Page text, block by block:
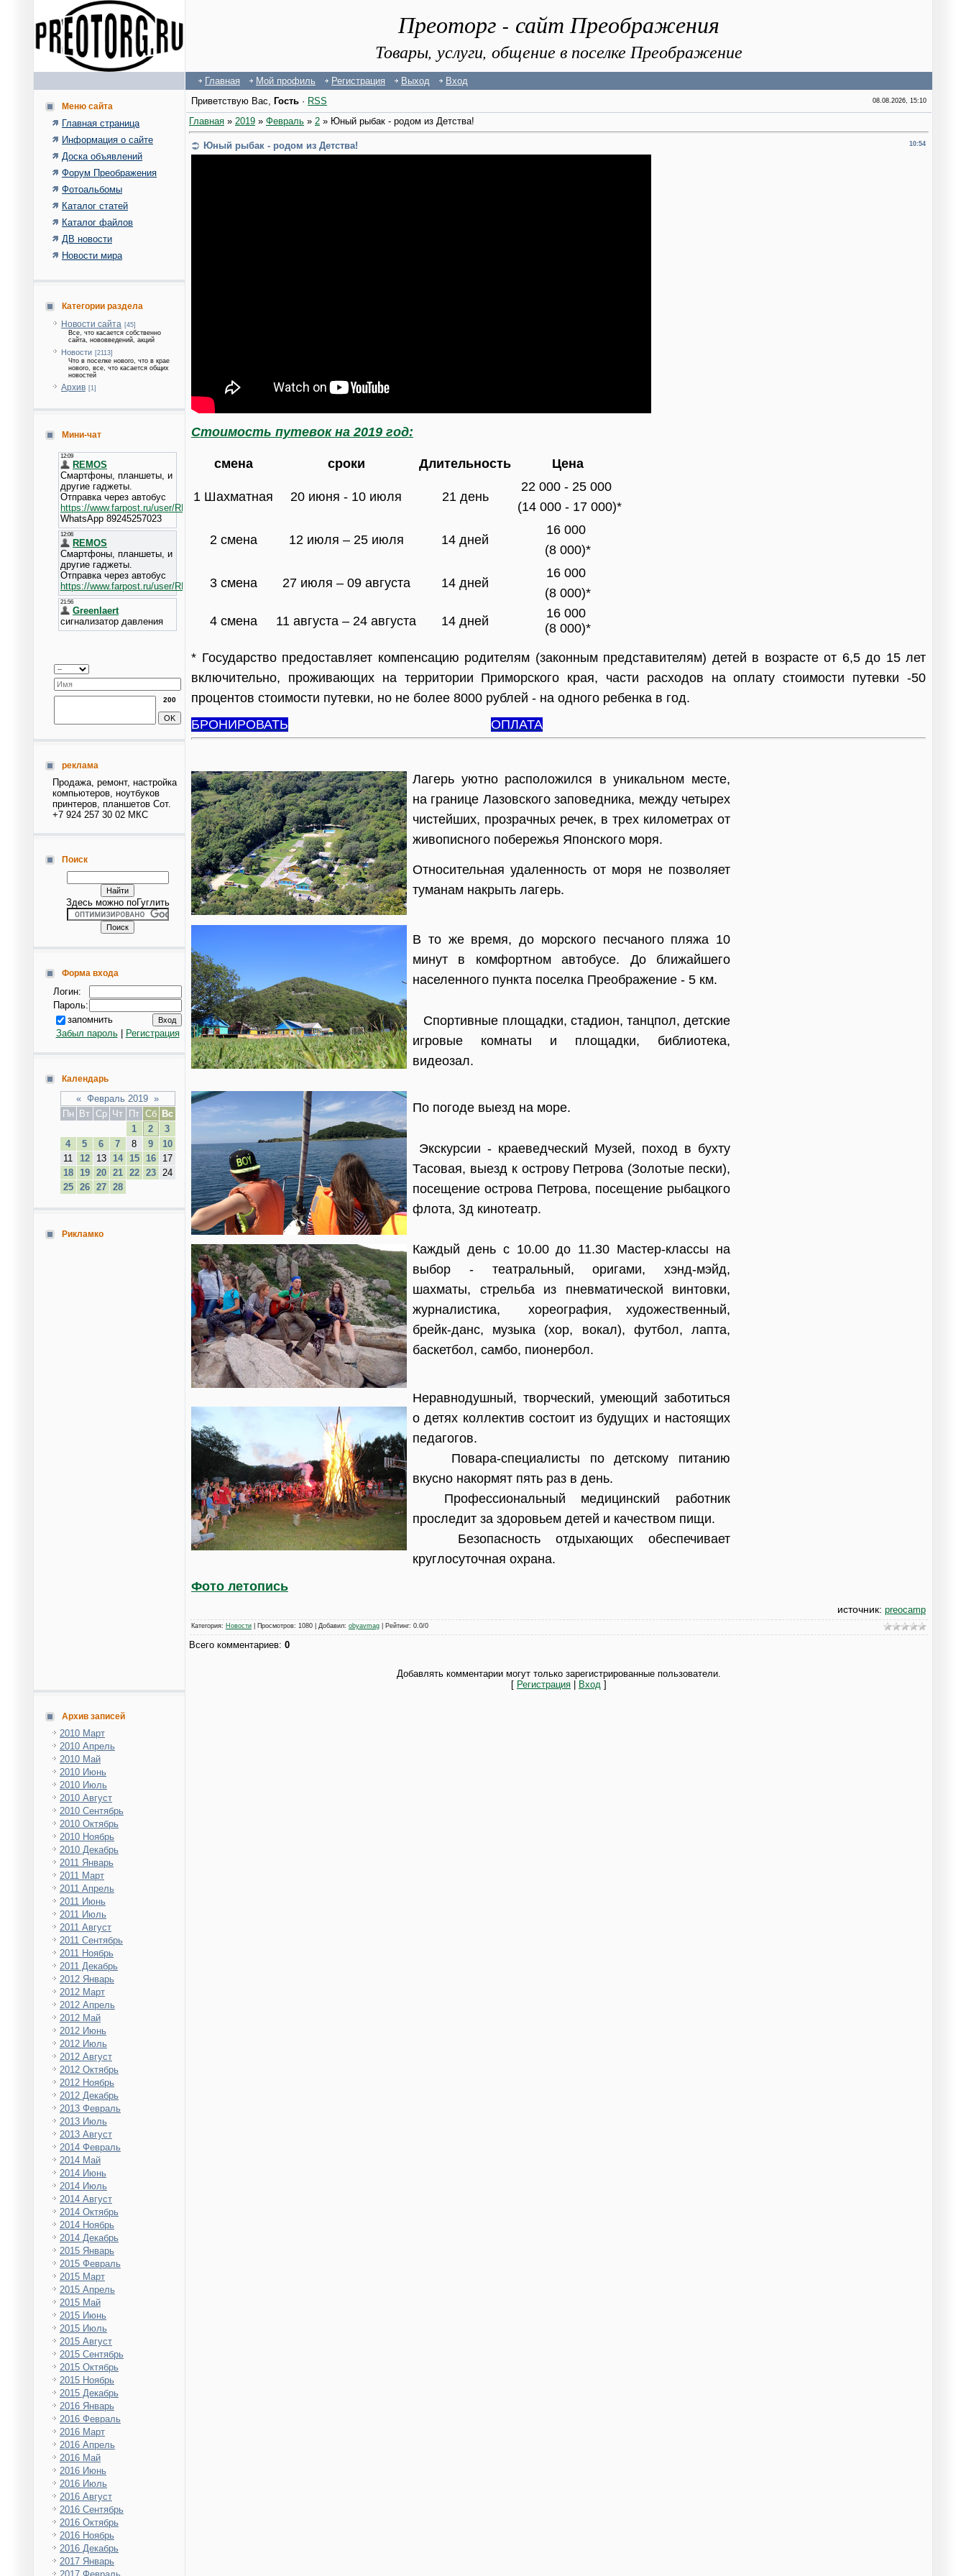
Преоторг - сайт Преображения
Товары, услуги, общение в поселке Преображение
Главная Мой профиль Регистрация Выход Вход
Меню сайта
Главная страница
Информация о сайте
Доска объявлений
Форум Преображения
Фотоальбомы
Каталог статей
Каталог файлов
ДВ новости
Новости мира
Категории раздела
Новости сайта [45]
Все, что касается собственно
сайта, нововведений, акций
Новости [2113]
Что в поселке нового, что в крае
нового, все, что касается общих
новостей
Архив [1]
Мини-чат
200
реклама
Продажа, ремонт, настройка
компьютеров, ноутбуков
принтеров, планшетов Сот.
+7 924 257 30 02 МКС
Поиск
Здесь можно поГуглить
Форма входа
Логин:
Пароль:
запомнить
Забыл пароль| Регистрация
Календарь
« Февраль 2019 »
Пн
Вт Ср Чт Пт Сб
Вс
1
2
3
4
5 6 7 8 9
10
11
12 13 14 15 16
17
18
19 20 21 22 23
24
25
26 27 28
Рикламко
Архив записей
2010 Март
2010 Апрель
2010 Май
2010 Июнь
2010 Июль
2010 Август
2010 Сентябрь
2010 Октябрь
2010 Ноябрь
2010 Декабрь
2011 Январь
2011 Март
2011 Апрель
2011 Июнь
2011 Июль
2011 Август
2011 Сентябрь
2011 Ноябрь
2011 Декабрь
2012 Январь
2012 Март
2012 Апрель
2012 Май
2012 Июнь
2012 Июль
2012 Август
2012 Октябрь
2012 Ноябрь
2012 Декабрь
2013 Февраль
2013 Июль
2013 Август
2014 Февраль
2014 Май
2014 Июнь
2014 Июль
2014 Август
2014 Октябрь
2014 Ноябрь
2014 Декабрь
2015 Январь
2015 Февраль
2015 Март
2015 Апрель
2015 Май
2015 Июнь
2015 Июль
2015 Август
2015 Сентябрь
2015 Октябрь
2015 Ноябрь
2015 Декабрь
2016 Январь
2016 Февраль
2016 Март
2016 Апрель
2016 Май
2016 Июнь
2016 Июль
2016 Август
2016 Сентябрь
2016 Октябрь
2016 Ноябрь
2016 Декабрь
2017 Январь
Приветствую Вас, Гость · RSS 08.08.2026, 15:10
Главная » 2019 » Февраль » 2 » Юный рыбак - родом из Детства!
10:54
Юный рыбак - родом из Детства!
Cтоимость путевок на 2019 год:
смена сроки Длительность Цена
1 Шахматная 20 июня - 10 июля 21 день
22 000 - 25 000
(14 000 - 17 000)*
2 смена 12 июля – 25 июля 14 дней
16 000
(8 000)*
3 смена 27 июля – 09 августа 14 дней
16 000
(8 000)*
4 смена
11 августа – 24 августа 14 дней
16 000
(8 000)*
* Государство предоставляет компенсацию родителям (законным представителям) детей в возрасте от 6,5 до 15 лет
включительно, проживающих на территории Приморского края, части расходов на оплату стоимости путевки -50
процентов стоимости путевки, но не более 8000 рублей - на одного ребенка в год.
БРОНИРОВАТЬ
ОПЛАТА
Лагерь уютно расположился в уникальном месте,
на границе Лазовского заповедника, между четырех
чистейших, прозрачных речек, в трех километрах от
живописного побережья Японского моря.
Относительная удаленность от моря не позволяет
туманам накрыть лагерь.
В то же время, до морского песчаного пляжа 10
минут в комфортном автобусе. До ближайшего
населенного пункта поселка Преображение - 5 км.
Спортивные площадки, стадион, танцпол, детские
игровые комнаты и площадки, библиотека,
видеозал.
По погоде выезд на море.
Э­­­­кскурсии - краеведческий Музей, поход в бухту
Тасовая, выезд к острову Петрова (Золотые пески),
посещение острова Петрова, посещение рыбацкого
флота, 3д кинотеатр.
Каждый день с 10.00 до 11.30 Мастер-классы на
выбор - театральный, оригами, хэнд-мэйд,
шахматы, стрельба из пневматической винтовки,
журналистика, хореография, художественный,
брейк-данс, музыка (хор, вокал), футбол, лапта,
баскетбол, самбо, пионербол.
Неравнодушный, творческий, умеющий заботиться
о детях коллектив состоит из будущих и настоящих
педагогов.
Повара-специалисты по детскому питанию
вкусно накормят пять раз в день.
Профессиональный медицинский работник
проследит за здоровьем детей и качеством пищи.
Безопасность отдыхающих обеспечивает
круглосуточная охрана.
Фото летопись
источник: preocamp
Категория: Новости Просмотров: 1080 | Добавил: obyavmag Рейтинг: 0.0/0
Всего комментариев: 0
Добавлять комментарии могут только зарегистрированные пользователи.
[ Регистрация Вход ]